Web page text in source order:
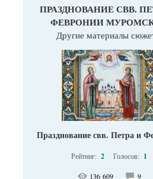
ПРАЗДНОВАНИЕ СВВ.
ФЕВРОНИИ
Другие материалы
Празднование свв. Петра и
Рейтинг: 2 Голосов: 1
136 609 9